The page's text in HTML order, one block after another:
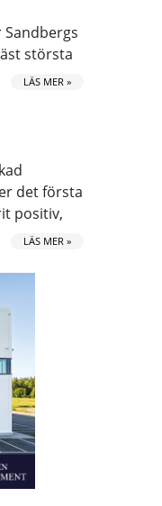
största
LÄS MER »
det första
positiv,
LÄS MER »